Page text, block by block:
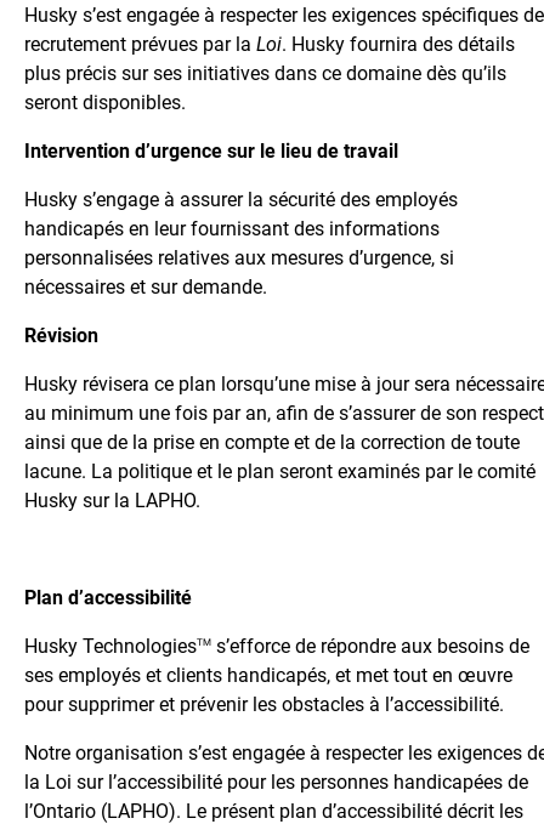
Husky s’est engagée à respecter les exigences spécifiques de
recrutement prévues par la Loi. Husky fournira des détails
plus précis sur ses initiatives dans ce domaine dès qu’ils
seront disponibles.
Intervention d’urgence sur le lieu de travail
Husky s’engage à assurer la sécurité des employés
handicapés en leur fournissant des informations
personnalisées relatives aux mesures d’urgence, si
nécessaires et sur demande.
Révision
Husky révisera ce plan lorsqu’une mise à jour sera
au minimum une fois par an, afin de s’assurer de son
ainsi que de la prise en compte et de la correction de toute
lacune. La politique et le plan seront examinés par le comité
Husky sur la LAPHO.
Plan d’accessibilité
Husky TechnologiesTM s’efforce de répondre aux besoins de
ses employés et clients handicapés, et met tout en œuvre
pour supprimer et prévenir les obstacles à l’accessibilité.
Notre organisation s’est engagée à respecter les exigences
la Loi sur l’accessibilité pour les personnes handicapées de
l’Ontario (LAPHO). Le présent plan d’accessibilité décrit les